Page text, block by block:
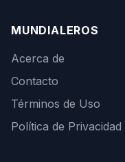
MUNDIALEROS
Acerca de
Contacto
Términos de Uso
Política de Privacidad